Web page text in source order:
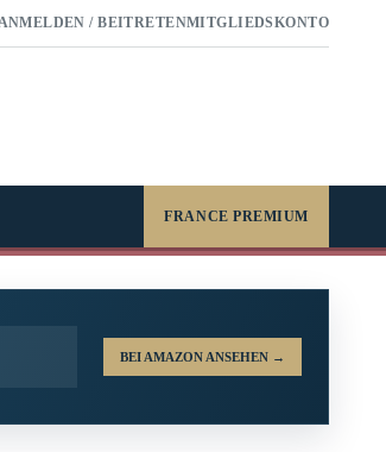
/ BEITRETENMITGLIEDSKONTO
FRANCE PREMIUM
BEI AMAZON ANSEHEN →